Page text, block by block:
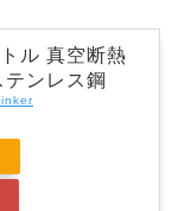
ル 真空断熱
ンレス鋼